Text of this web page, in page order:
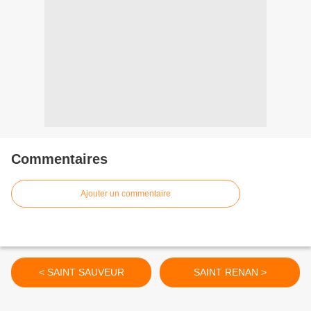
Commentaires
Ajouter un commentaire
< SAINT SAUVEUR SAINT RENAN >